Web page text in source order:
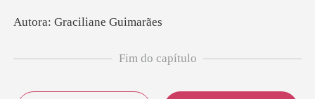
ora: Gracili
Fim do capítulo